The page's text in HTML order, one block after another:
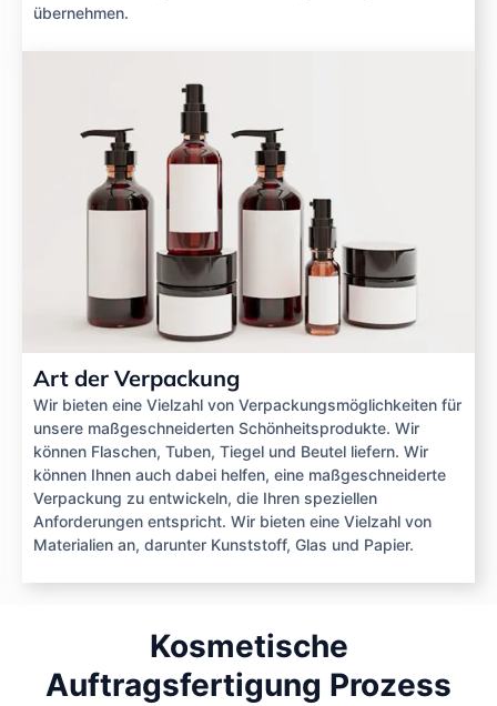
übernehmen.
Art der Verpackung
Wir bieten eine Vielzahl von Verpackungsmöglichkeiten für
unsere maßgeschneiderten Schönheitsprodukte. Wir
können Flaschen, Tuben, Tiegel und Beutel liefern. Wir
können Ihnen auch dabei helfen, eine maßgeschneiderte
Verpackung zu entwickeln, die Ihren speziellen
Anforderungen entspricht. Wir bieten eine Vielzahl von
Materialien an, darunter Kunststoff, Glas und Papier.
Kosmetische
Auftragsfertigung Prozess